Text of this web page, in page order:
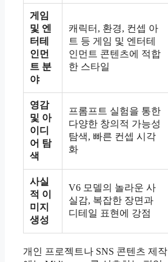
게임
및 엔
터테
인먼
트 분
야
캐릭터, 환경, 컨셉 아
트 등 게임 및 엔터테
인먼트 콘텐츠에 적합
한 스타일
영감
및 아
이디
어 탐
색
프롬프트 실험을 통한
다양한 창의적 가능성
탐색, 빠른 컨셉 시각
화
사실
적 이
미지
생성
V6 모델의 놀라운 사
실감, 복잡한 장면과
디테일 표현에 강점
개인 프로젝트나 SNS 콘텐츠 제작